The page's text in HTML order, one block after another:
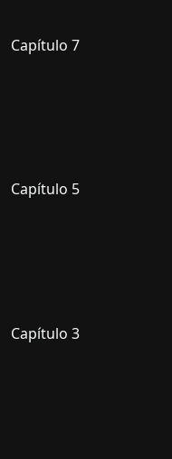
Capítulo 7
Capítulo 5
Capítulo 3